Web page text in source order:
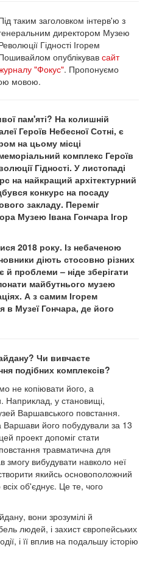
таким заголовком інтерв'ю з
директором Музею
Гідності Ігорем
опублікувавсайт
"Фокус". Пропонуємо
мовою.
пам'яті? На колишній
Героїв Небесної Сотні, є
на цьому місці
комплекс Героїв
Гідності. У листопаді
на найкращий архітектурний
конкурс на посаду
закладу. Переміг
Музею Івана Гончара Ігор
2018 року. Із небаченою
діють стосовно різних
проблеми – ніде зберігати
майбутнього музею
А з самим Ігорем
Музеї Гончара, де його
Чи вивчаєте
подібних комплексів?
не копіювати його, а
Наприклад, у становищі,
Варшавського повстання.
Варшави його побудували за 13
проект допоміг стати
травматична для
вибудувати навколо неї
якийсь основоположний
об'єднує. Це те, чого
вони зрозумілі й
людей, і захист європейських
і її вплив на подальшу історію